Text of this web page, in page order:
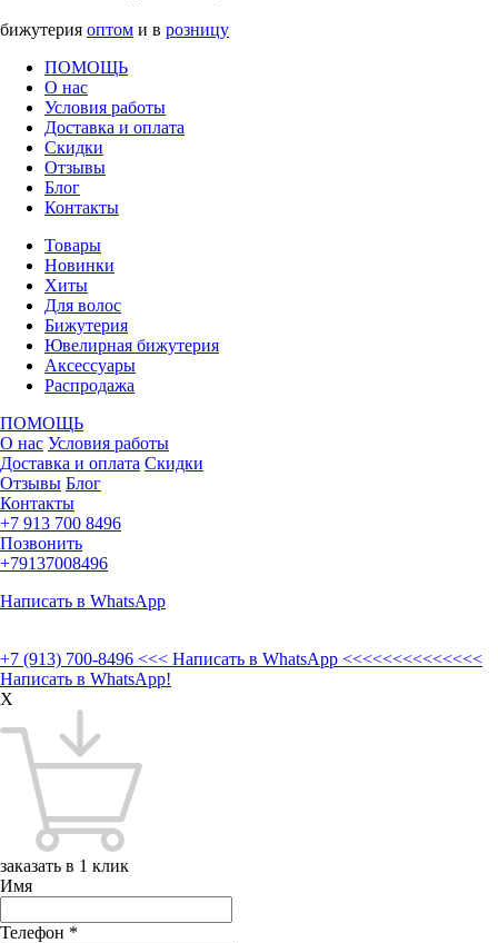
бижутерия оптом и в розницу
ПОМОЩЬ
О нас
Условия работы
Доставка и оплата
Скидки
Отзывы
Блог
Контакты
Товары
Новинки
Хиты
Для волос
Бижутерия
Ювелирная бижутерия
Аксессуары
Распродажа
ПОМОЩЬ
О нас Условия работы
Доставка и оплата Скидки
Отзывы Блог
Контакты
+7 913 700 8496
Позвонить
+79137008496
Написать в WhatsApp
+7 (913) 700-8496 <<< Написать в WhatsApp <<<<<<<<<<<<<<
Написать в WhatsApp!
X
заказать в 1 клик
Имя
Телефон *